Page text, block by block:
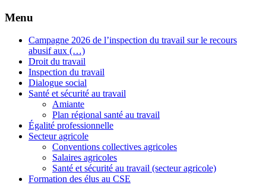
Menu
Campagne 2026 de l’inspection du travail sur le recours
abusif aux (…)
Droit du travail
Inspection du travail
Dialogue social
Santé et sécurité au travail
Amiante
Plan régional santé au travail
Égalité professionnelle
Secteur agricole
Conventions collectives agricoles
Salaires agricoles
Santé et sécurité au travail (secteur agricole)
Formation des élus au CSE